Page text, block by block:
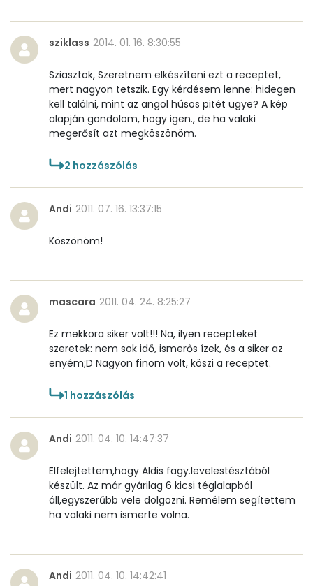
Pantoténsav - B5 vitamin:
0 mg
Kolin:
376 mg
Retinol - A vitamin:
323 micro
α-karotin
β-karotin
809 micro
Lut-zea
513 micro
Összesen 1606 kcal
sziklass 2014. 01. 16. 8:30:55
Sziasztok, Szeretnem elkészíteni ezt a receptet,
mert nagyon tetszik. Egy kérdésem lenne: hidegen
kell találni, mint az angol húsos pitét ugye? A kép
alapján gondolom, hogy igen., de ha valaki
megerősít azt megköszönöm.
2 hozzászólás
Andi 2011. 07. 16. 13:37:15
Köszönöm!
mascara 2011. 04. 24. 8:25:27
Ez mekkora siker volt!!! Na, ilyen recepteket
szeretek: nem sok idő, ismerős ízek, és a siker az
enyém;D Nagyon finom volt, köszi a receptet.
1 hozzászólás
Andi 2011. 04. 10. 14:47:37
Elfelejtettem,hogy Aldis fagy.levelestésztából
készült. Az már gyárilag 6 kicsi téglalapból
áll,egyszerűbb vele dolgozni. Remélem segítettem
ha valaki nem ismerte volna.
Andi 2011. 04. 10. 14:42:41